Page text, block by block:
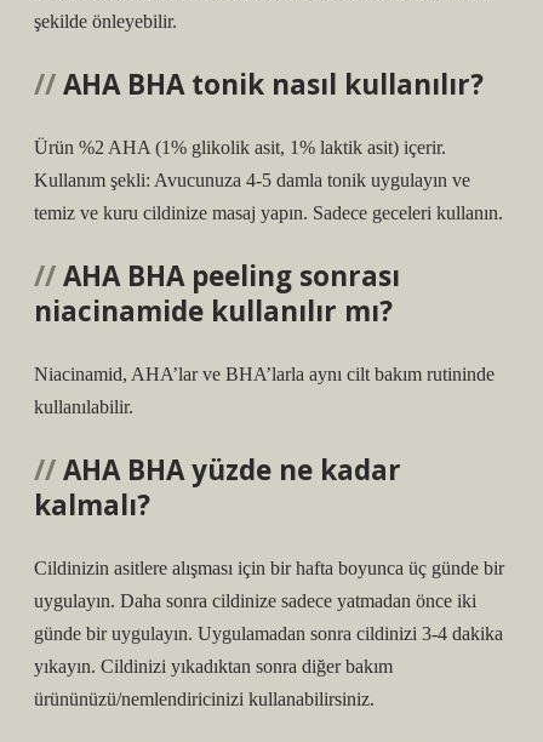
şekilde önleyebilir.
AHA BHA tonik nasıl kullanılır?
Ürün %2 AHA (1% glikolik asit, 1% laktik asit) içerir.
Kullanım şekli: Avucunuza 4-5 damla tonik uygulayın ve
temiz ve kuru cildinize masaj yapın. Sadece geceleri kullanın.
AHA BHA peeling sonrası
niacinamide kullanılır mı?
Niacinamid, AHA’lar ve BHA’larla aynı cilt bakım rutininde
kullanılabilir.
AHA BHA yüzde ne kadar
kalmalı?
Cildinizin asitlere alışması için bir hafta boyunca üç günde bir
uygulayın. Daha sonra cildinize sadece yatmadan önce iki
günde bir uygulayın. Uygulamadan sonra cildinizi 3-4 dakika
yıkayın. Cildinizi yıkadıktan sonra diğer bakım
ürününüzü/nemlendiricinizi kullanabilirsiniz.